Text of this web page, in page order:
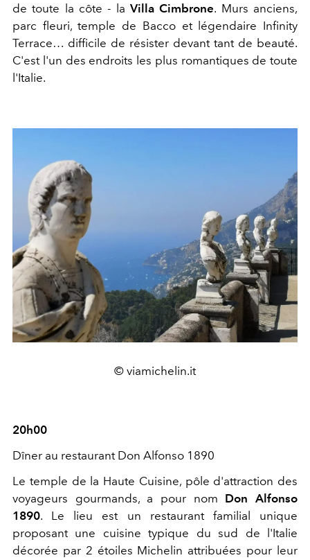
de toute la côte - la Villa Cimbrone. Murs anciens,
parc fleuri, temple de Bacco et légendaire Infinity
Terrace… difficile de résister devant tant de beauté.
C'est l'un des endroits les plus romantiques de toute
l'Italie.
© viamichelin.it
20h00
Dîner au restaurant Don Alfonso 1890
Le temple de la Haute Cuisine, pôle d'attraction des
voyageurs gourmands, a pour nom Don Alfonso
1890. Le lieu est un restaurant familial unique
proposant une cuisine typique du sud de l'Italie
décorée par 2 étoiles Michelin attribuées pour leur